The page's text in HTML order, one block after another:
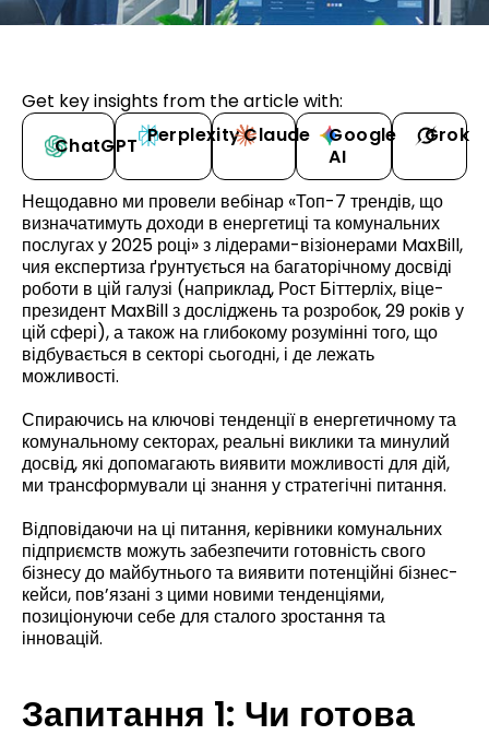
Get key insights from the article with:
ChatGPT PerplexityClaude
Google
AI
Grok
Нещодавно ми провели вебінар «Топ-7 трендів, що
визначатимуть доходи в енергетиці та комунальних
послугах у 2025 році» з лідерами-візіонерами MaxBill,
чия експертиза ґрунтується на багаторічному досвіді
роботи в цій галузі (наприклад, Рост Біттерліх, віце-
президент MaxBill з досліджень та розробок, 29 років у
цій сфері), а також на глибокому розумінні того, що
відбувається в секторі сьогодні, і де лежать
можливості.
Спираючись на ключові тенденції в енергетичному та
комунальному секторах, реальні виклики та минулий
досвід, які допомагають виявити можливості для дій,
ми трансформували ці знання у стратегічні питання.
Відповідаючи на ці питання, керівники комунальних
підприємств можуть забезпечити готовність свого
бізнесу до майбутнього та виявити потенційні бізнес-
кейси, пов’язані з цими новими тенденціями,
позиціонуючи себе для сталого зростання та
інновацій.
Запитання 1: Чи готова